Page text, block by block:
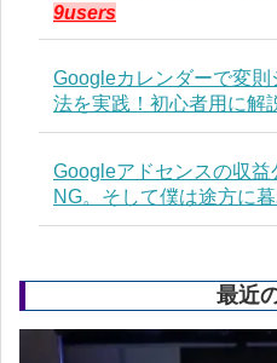
9users
Googleカレンダーで変
法を実践！初心者用に解
Googleアドセンスの収
NG。そして僕は途方に暮
最近